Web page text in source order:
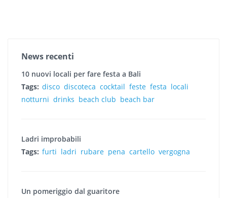
News recenti
10 nuovi locali per fare festa a Bali
Tags: disco discoteca cocktail feste festa locali
notturni drinks beach club beach bar
Ladri improbabili
Tags: furti ladri rubare pena cartello vergogna
Un pomeriggio dal guaritore